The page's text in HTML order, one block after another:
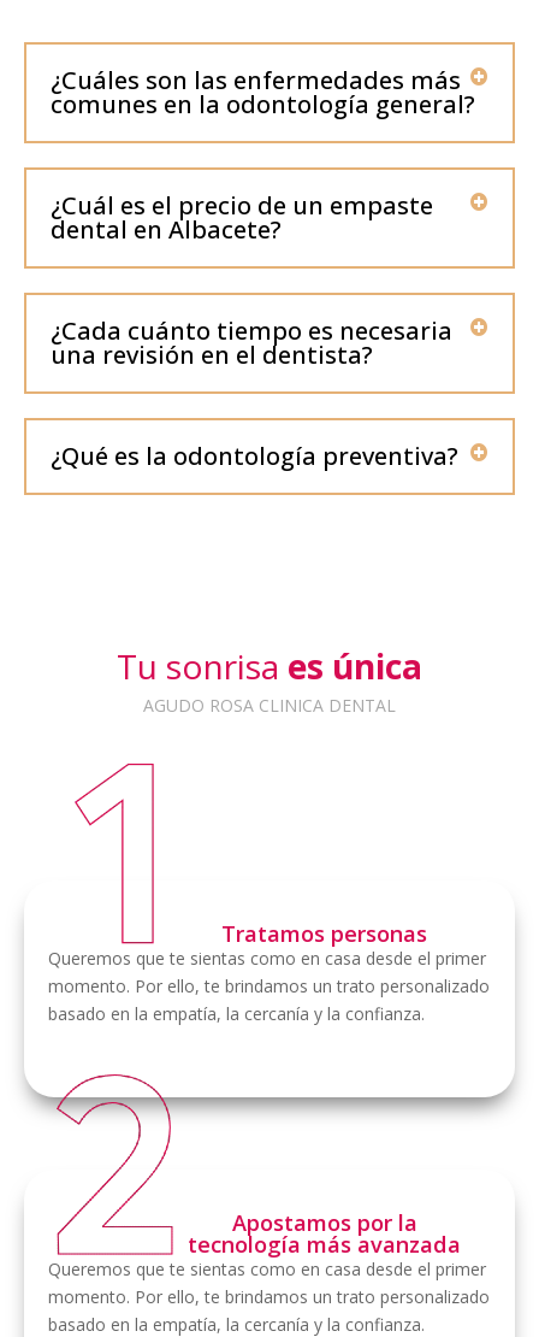
¿Cuáles son las enfermedades más
comunes en la odontología general?
¿Cuál es el precio de un empaste
dental en Albacete?
¿Cada cuánto tiempo es necesaria
una revisión en el dentista?
¿Qué es la odontología preventiva?
Tu sonrisa es única
AGUDO ROSA CLINICA DENTAL
Tratamos personas
Queremos que te sientas como en casa desde el primer
momento. Por ello, te brindamos un trato personalizado
basado en la empatía, la cercanía y la confianza.
Apostamos por la
tecnología más avanzada
Queremos que te sientas como en casa desde el primer
momento. Por ello, te brindamos un trato personalizado
basado en la empatía, la cercanía y la confianza.